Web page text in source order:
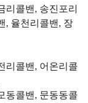
리콜밴, 송진포리
, 율천리콜밴, 장
리콜밴, 어온리콜
동콜밴, 문동동콜